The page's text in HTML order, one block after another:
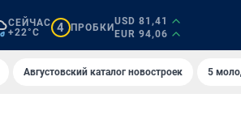
СЕЙЧАС
+22°C
4 ПРОБКИ
USD 81,41
EUR 94,06
Августовский каталог новостроек 5